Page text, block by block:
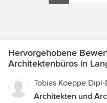
Hervorgehobene
Architektenbüros in
Tobias Koeppe
Architekten und